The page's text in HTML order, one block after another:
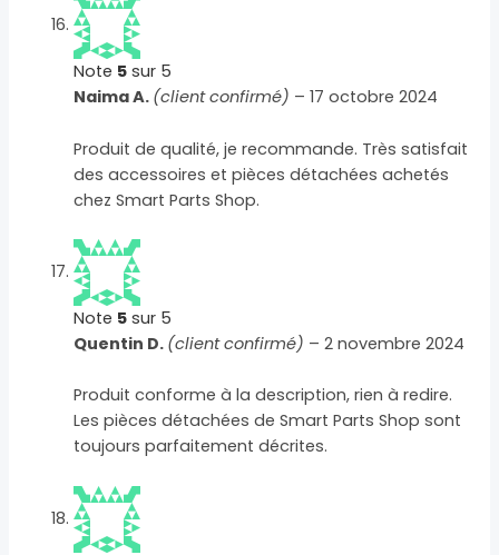
Note 5 sur 5
Naima A. (client confirmé) – 17 octobre 2024
Produit de qualité, je recommande. Très satisfait
des accessoires et pièces détachées achetés
chez Smart Parts Shop.
Note 5 sur 5
Quentin D. (client confirmé) – 2 novembre 2024
Produit conforme à la description, rien à redire.
Les pièces détachées de Smart Parts Shop sont
toujours parfaitement décrites.